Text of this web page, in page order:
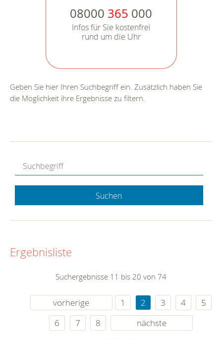
08000 365 000
Infos für Sie kostenfrei
rund um die Uhr
Geben Sie hier Ihren Suchbegriff ein. Zusätzlich haben Sie
die Möglichkeit ihre Ergebnisse zu filtern.
Suchen
Ergebnisliste
Suchergebnisse 11 bis 20 von 74
vorherige 1 2 3 4
5
6
7 8 nächste